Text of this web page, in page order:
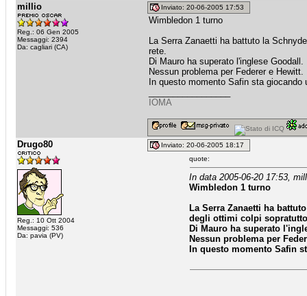
millio
Reg.: 06 Gen 2005
Messaggi: 2394
Da: cagliari (CA)
Inviato: 20-06-2005 17:53
Wimbledon 1 turno
La Serra Zanaetti ha battuto la
rete.
Di Mauro ha superato l'inglese Goodall.
Nessun problema per Federer e Hewitt.
In questo momento Safin sta
IOMA
Drugo80
Reg.: 10 Ott 2004
Messaggi: 536
Da: pavia (PV)
Inviato: 20-06-2005 18:17
quote:
In data 2005-06-20 17:53,
Wimbledon 1 turno
La Serra Zanaetti ha
degli ottimi colpi
Di Mauro ha superato
Nessun problema per
In questo momento Safin